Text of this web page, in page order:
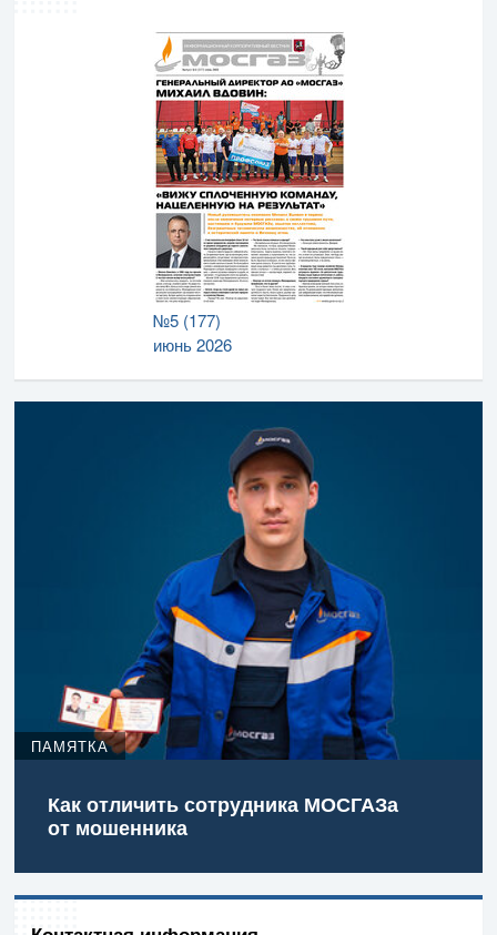
№5 (177)
июнь 2026
ПАМЯТКА
Как отличить сотрудника МОСГАЗа
от мошенника